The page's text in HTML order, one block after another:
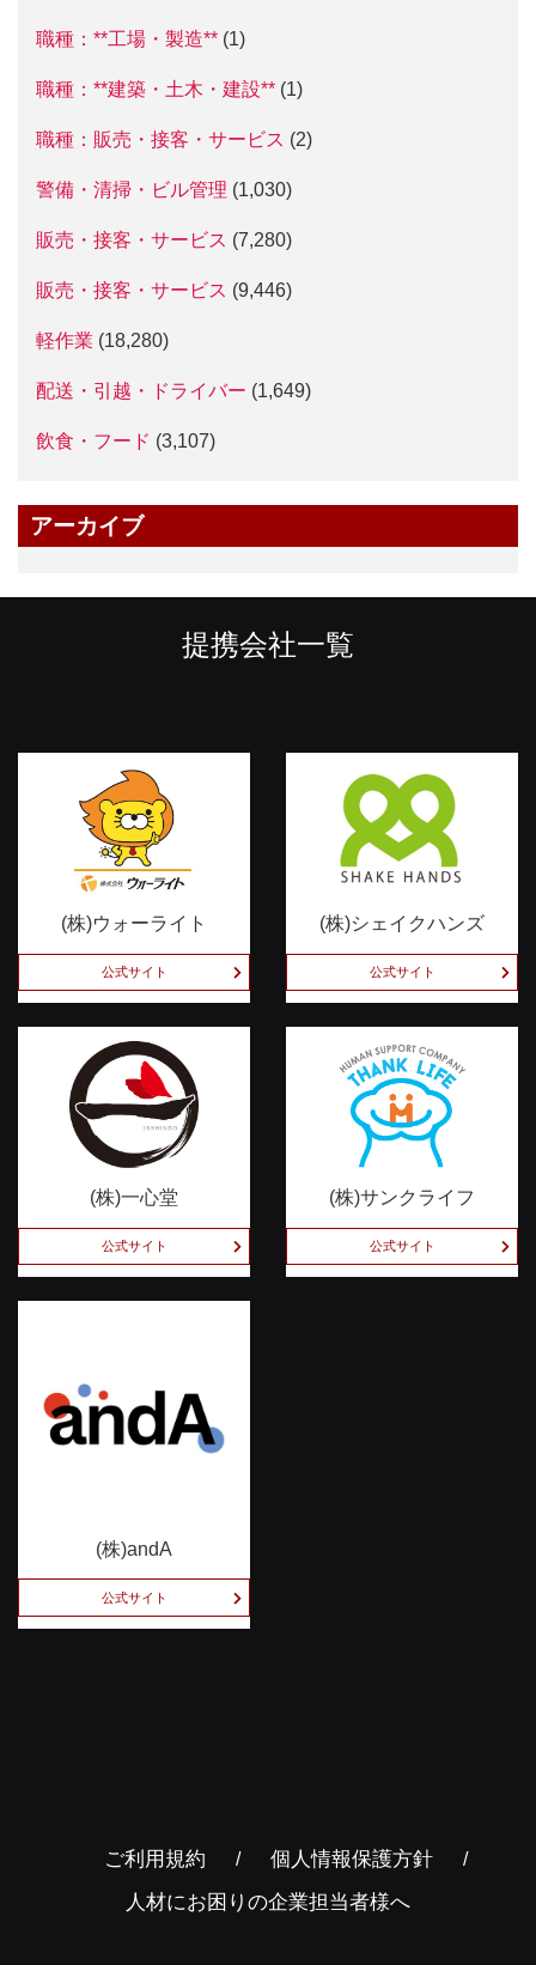
職種：**工場・製造** (1)
職種：**建築・土木・建設** (1)
職種：販売・接客・サービス (2)
警備・清掃・ビル管理 (1,030)
販売・接客・サービス (7,280)
販売・接客・サービス (9,446)
軽作業 (18,280)
配送・引越・ドライバー (1,649)
飲食・フード (3,107)
アーカイブ
提携会社一覧
(株)ウォーライト
公式サイト
(株)シェイクハンズ
公式サイト
(株)一心堂
公式サイト
(株)サンクライフ
公式サイト
(株)andA
公式サイト
ご利用規約
個人情報保護方針
人材にお困りの企業担当者様へ